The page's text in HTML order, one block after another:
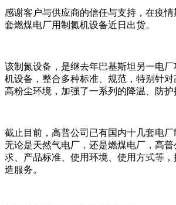
感谢客户与供应商的信任与支持，在疫
套燃煤电厂用制氮机设备近日出货。
该制氮设备，是继去年巴基斯坦另一电
机设备，整合多种标准、规范，特别针对
高粉尘环境，加强了一系列的降温、防护
截止目前，高普公司已有国内十几套电厂
无论是天然气电厂，还是燃煤电厂，高
求、产品标准、使用环境、使用方式等，
造服务。